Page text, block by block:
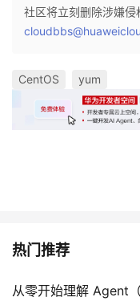
社区将立刻删除涉嫌侵
CentOS yum
热门推荐
从零开始理解 Agent